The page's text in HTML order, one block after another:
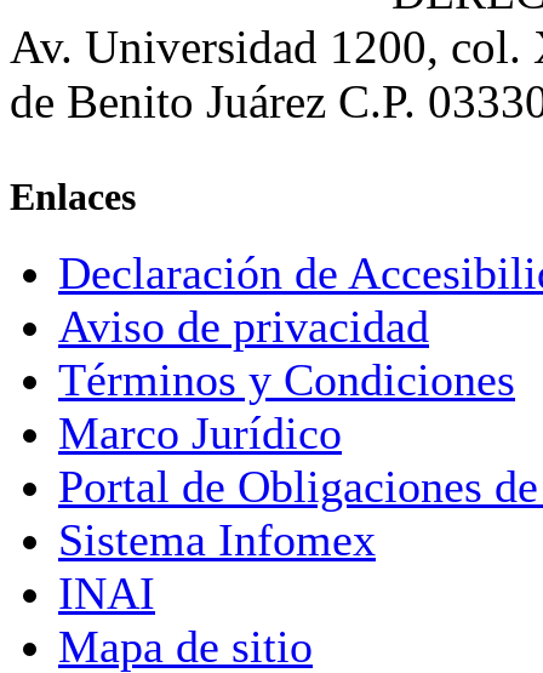
Av. Universidad 1200,
de Benito Juárez C.P.
Enlaces
Declaración de
Aviso de privacidad
Términos y Condiciones
Marco Jurídico
Portal de Obligaciones
Sistema Infomex
INAI
Mapa de sitio